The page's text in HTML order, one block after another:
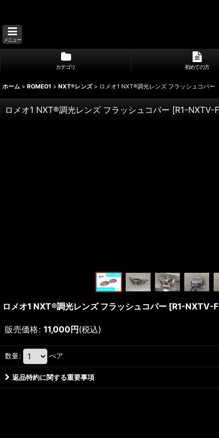
メニュー
カテゴリ 初めての方
ホーム > ROMEO1 > NXT®レンズ > ロメオ1 NXT®調光レンズ フラッシュコパー
ロメオ1 NXT®調光レンズ フラッシュコパー [R1-NXTV-
ロメオ1 NXT®調光レンズ フラッシュコパー [R1-NXTV-
販売価格: 11,000円(税込)
数量: ぺア
返品特約に関する重要事項